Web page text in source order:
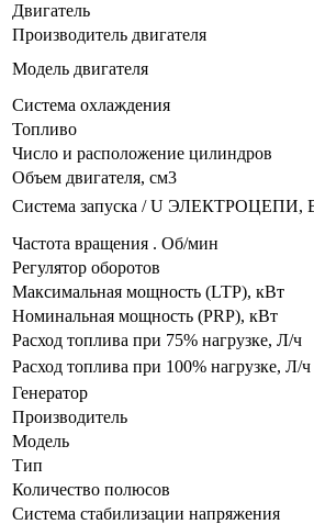
Двигатель
Производитель двигателя
Модель двигателя
Система охлаждения
Топливо
Число и расположение цилиндров
Объем двигателя, см3
Система запуска / U ЭЛЕКТРОЦЕПИ,
Частота вращения . Об/мин
Регулятор оборотов
Максимальная мощность (LTP), кВт
Номинальная мощность (PRP), кВт
Расход топлива при 75% нагрузке, Л/ч
Расход топлива при 100% нагрузке, Л/ч
Генератор
Производитель
Модель
Тип
Количество полюсов
Система стабилизации напряжения